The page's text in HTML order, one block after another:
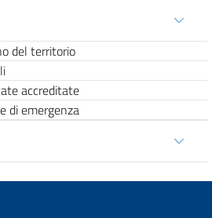
del territorio
accreditate
di emergenza